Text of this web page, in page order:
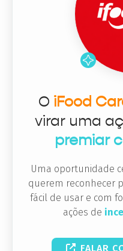
O iFood
virar uma
premiar
Uma oportunidade
querem reconhecer
fácil de usar e com
ações de
FALAR